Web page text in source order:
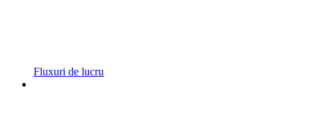
Fluxuri de lucru